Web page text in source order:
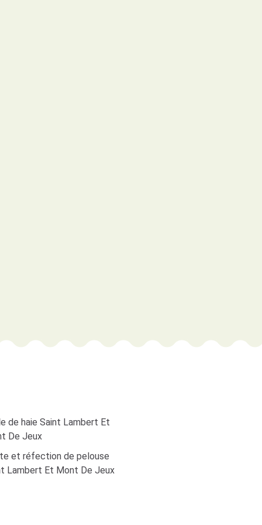
de haie Saint Lambert Et
De Jeux
et réfection de pelouse
Lambert Et Mont De Jeux